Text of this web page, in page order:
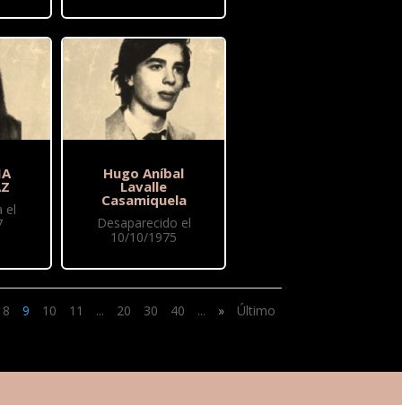
el
Hugo Aníbal
Lavalle
Casamiquela
Desaparecido el
10/10/1975
8 9 10 11 ... 20 30 40 ... » Último